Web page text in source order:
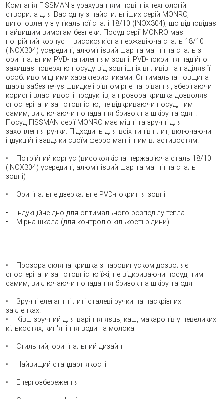
Компанія FISSMAN з урахуванням новітніх технологій
створила для Вас одну з найстильніших серій MONRO,
виготовлену з унікальної сталі 18/10 (INOX304), що відповідає
найвищим вимогам безпеки. Посуд серії MONRO має
потрійний корпус – високоякісна нержавіюча сталь 18/10
(INOX304) усередині, алюмінієвий шар та магнітна сталь з
оригінальним PVD-напиленням зовні. PVD-покриття надійно
захищає поверхню посуду від зовнішніх впливів та наділяє її
особливо міцними характеристиками. Оптимальна товщина
шарів забезпечує швидке і рівномірне нагрівання, зберігаючи
корисні властивості продуктів, а прозора кришка дозволяє
спостерігати за готовністю, не відкриваючи посуд, тим
самим, виключаючи попадання бризок на шкіру та одяг.
Посуд FISSMAN серії MONRO має міцні та зручні для
захоплення ручки. Підходить для всіх типів плит, включаючи
індукційні завдяки своїм ферро магнітним властивостям.
• Потрійний корпус (високоякісна нержавіюча сталь 18/10
(INOX304) усередині, алюмінієвий шар та магнітна сталь
зовні)
• Оригінальне дзеркальне PVD-покриття зовні
• Індукційне дно для оптимального розподілу тепла.
• Мірна шкала (для контролю кількості рідини)
• Прозора скляна кришка з паровипуском дозволяє
спостерігати за готовністю їжі, не відкриваючи посуд, тим
самим, виключаючи попадання бризок на шкіру та одяг
• Зручні елегантні литі сталеві ручки на наскрізних
заклепках.
• Ківш зручний для варіння яєць, каш, макаронів у невеликих
кількостях, кип'ятіння води та молока
• Стильний, оригінальний дизайн
• Найвищий стандарт якості
• Енергозбереження